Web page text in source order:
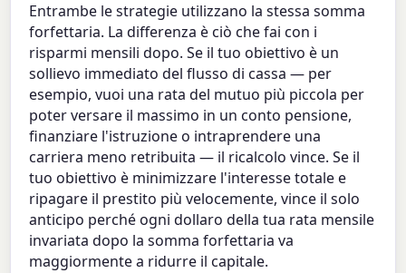
Entrambe le strategie utilizzano la stessa somma
forfettaria. La differenza è ciò che fai con i
risparmi mensili dopo. Se il tuo obiettivo è un
sollievo immediato del flusso di cassa — per
esempio, vuoi una rata del mutuo più piccola per
poter versare il massimo in un conto pensione,
finanziare l'istruzione o intraprendere una
carriera meno retribuita — il ricalcolo vince. Se il
tuo obiettivo è minimizzare l'interesse totale e
ripagare il prestito più velocemente, vince il solo
anticipo perché ogni dollaro della tua rata mensile
invariata dopo la somma forfettaria va
maggiormente a ridurre il capitale.